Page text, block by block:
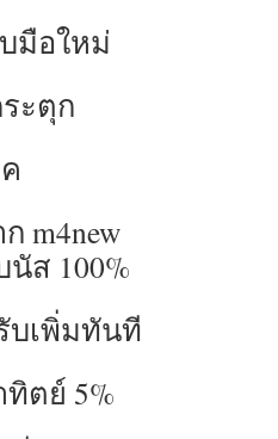
มือใหม่
ะตุก
m4new
ส 100%
บเพิ่มทันที
ตย์ 5%